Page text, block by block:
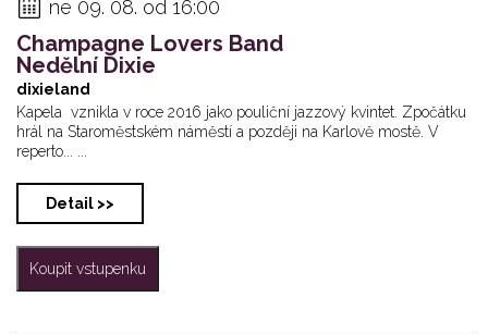
ne 09. 08. od 16:00
Champagne Lovers Band
Nedělní Dixie
dixieland
Kapela vznikla v roce 2016 jako pouliční jazzový kvintet. Zpočátku
hrál na Staroměstském náměstí a později na Karlově mostě. V
reperto... ...
Detail >>
Koupit vstupenku